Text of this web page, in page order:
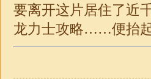
要离开这片居住了近
龙力士攻略……便抬